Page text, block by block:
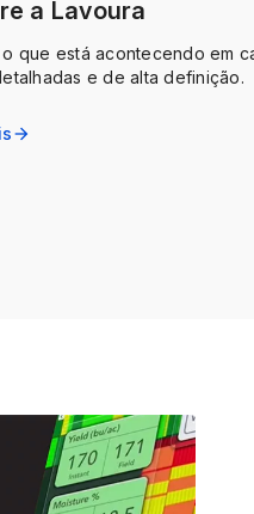
a Lavoura
que está acontecendo em
e de alta definição.
arrow_forward